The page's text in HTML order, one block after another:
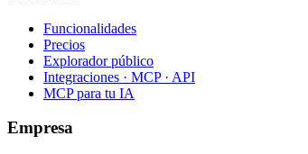
Funcionalidades
Precios
Explorador público
Integraciones · MCP · API
MCP para tu IA
Empresa